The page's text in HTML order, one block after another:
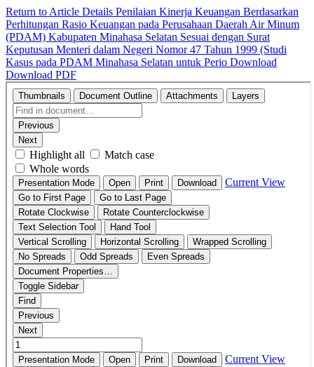
Return to Article Details Penilaian Kinerja Keuangan Berdasarkan
Perhitungan Rasio Keuangan pada Perusahaan Daerah Air Minum
(PDAM) Kabupaten Minahasa Selatan Sesuai dengan Surat
Keputusan Menteri dalam Negeri Nomor 47 Tahun 1999 (Studi
Kasus pada PDAM Minahasa Selatan untuk Perio Download
Download PDF